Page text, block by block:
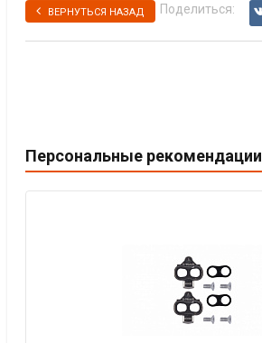
ВЕРНУТЬСЯ НАЗАД Поделиться:
Персональные рекомендации